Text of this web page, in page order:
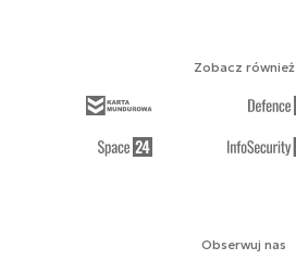
Obserwuj nas
Zobacz również